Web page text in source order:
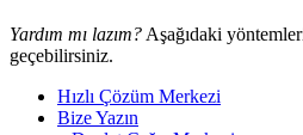
Yardım mı lazım? Aşağıdaki
geçebilirsiniz.
Hızlı Çözüm Merkezi
Bize Yazın